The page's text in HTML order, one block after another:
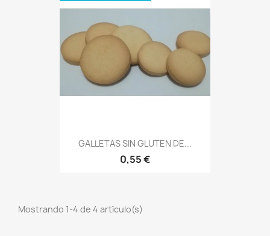
GALLETAS SIN GLUTEN DE...
0,55 €
Mostrando 1-4 de 4 artículo(s)